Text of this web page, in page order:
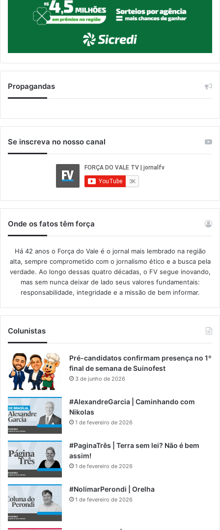
Propagandas
Se inscreva no nosso canal
Onde os fatos têm força
Há 42 anos o Força do Vale é o jornal mais lembrado na região
alta, sempre comprometido com o jornalismo ético e a busca pela
verdade. Ao longo dessas quatro décadas, o FV segue inovando,
mas sem nunca deixar de lado seus valores fundamentais:
responsabilidade, integridade e a missão de bem informar.​
Colunistas
Pré-candidatos confirmam presença no 1º
final de semana de Suinofest
3 de junho de 2026
#AlexandreGarcia | Caminhando com
Nikolas
1 de fevereiro de 2026
#PaginaTrês | Terra sem lei? Não é bem
assim!
1 de fevereiro de 2026
#NolimarPerondi | Orelha
1 de fevereiro de 2026